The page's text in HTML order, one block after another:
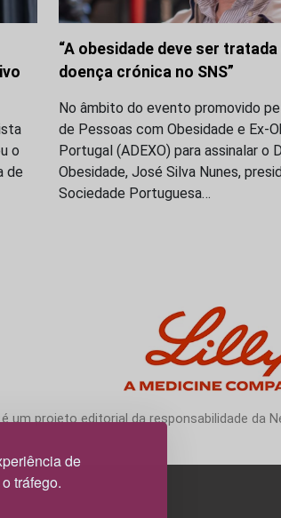
de
tráfego.
o
de
“A obesidade deve ser
doença crónica no SNS”
No âmbito do evento promovido
de Pessoas com Obesidade e Ex-
Portugal (ADEXO) para assinalar o
Obesidade, José Silva Nunes,
Sociedade Portuguesa…
um projeto editorial da responsabilidade da